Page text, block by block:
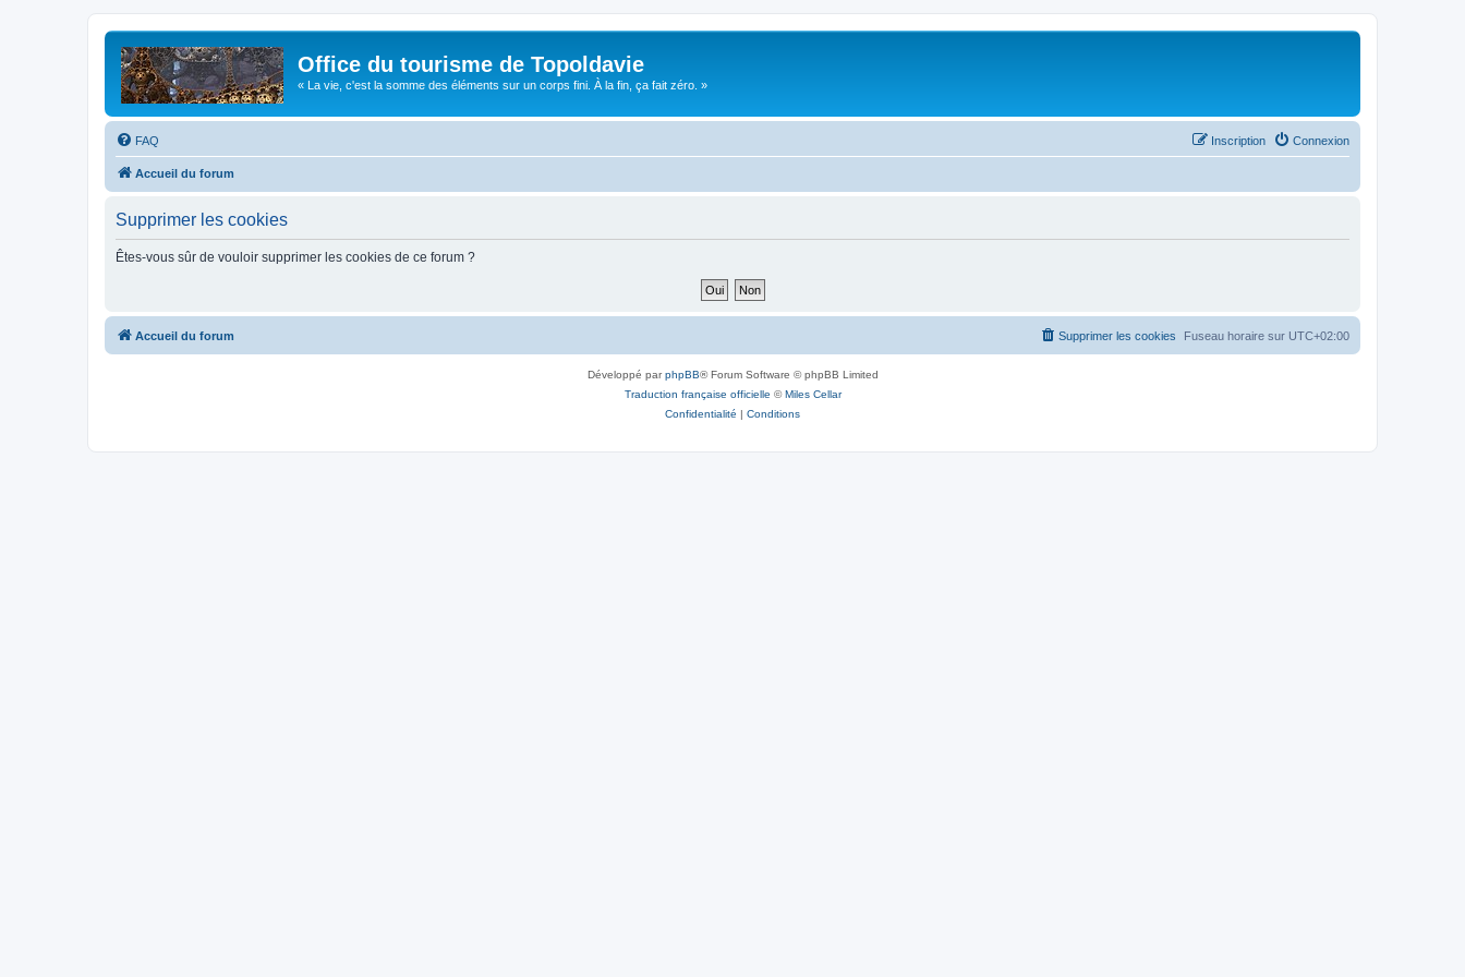
Office du tourisme de Topoldavie
« La vie, c'est la somme des éléments sur un corps fini. À la fin, ça fait zéro. »
FAQ Connexion
Inscription
Accueil du forum
Supprimer les cookies
Êtes-vous sûr de vouloir supprimer les cookies de ce forum ?
Accueil du forum Fuseau horaire sur UTC+02:00
Supprimer les cookies
Développé parphpBB® Forum Software © phpBB Limited
Traduction française officielle ©Miles Cellar
Confidentialité | Conditions